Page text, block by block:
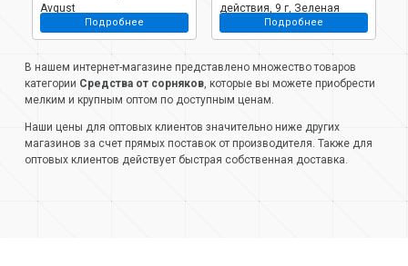
Avgust
Подробнее
действия, 9 г, Зеленая
аптека Садовода
Подробнее
В нашем интернет-магазине представлено множество товаров
категории Средства от сорняков , которые вы можете приобрести
мелким и крупным оптом по доступным ценам.
Наши цены для оптовых клиентов значительно ниже других
магазинов за счет прямых поставок от производителя. Также для
оптовых клиентов действует быстрая собственная доставка.